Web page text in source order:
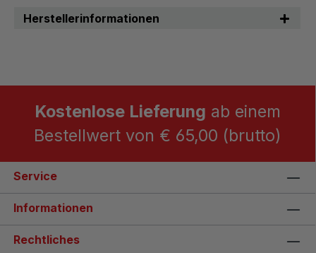
Herstellerinformationen
Kostenlose Lieferung ab einem
Bestellwert von € 65,00 (brutto)
Service
Informationen
Rechtliches